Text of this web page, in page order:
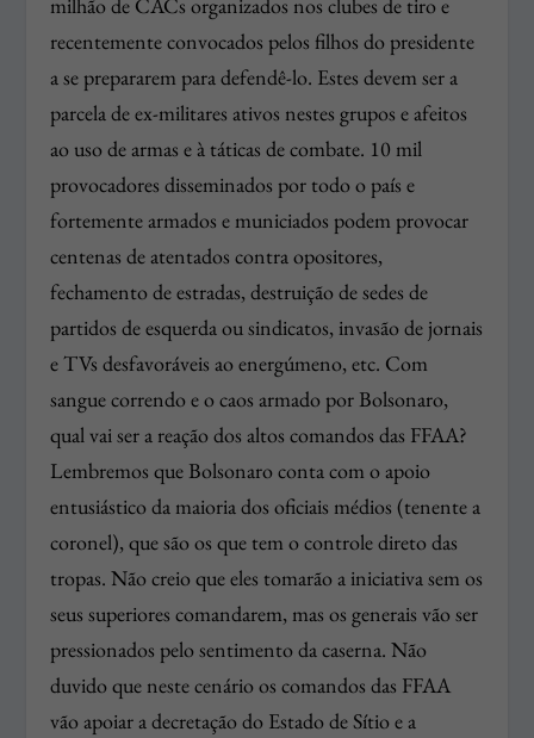
milhão de CACs organizados nos clubes de tiro e
recentemente convocados pelos filhos do presidente
a se prepararem para defendê-lo. Estes devem ser a
parcela de ex-militares ativos nestes grupos e afeitos
ao uso de armas e à táticas de combate. 10 mil
provocadores disseminados por todo o país e
fortemente armados e municiados podem provocar
centenas de atentados contra opositores,
fechamento de estradas, destruição de sedes de
partidos de esquerda ou sindicatos, invasão de jornais
e TVs desfavoráveis ao energúmeno, etc. Com
sangue correndo e o caos armado por Bolsonaro,
qual vai ser a reação dos altos comandos das FFAA?
Lembremos que Bolsonaro conta com o apoio
entusiástico da maioria dos oficiais médios (tenente a
coronel), que são os que tem o controle direto das
tropas. Não creio que eles tomarão a iniciativa sem os
seus superiores comandarem, mas os generais vão ser
pressionados pelo sentimento da caserna. Não
duvido que neste cenário os comandos das FFAA
vão apoiar a decretação do Estado de Sítio e a